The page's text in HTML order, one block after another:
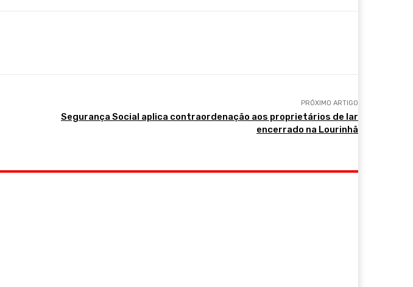
PRÓXIMO ARTIGO
Segurança Social aplica contraordenação aos proprietários de lar
encerrado na Lourinhã